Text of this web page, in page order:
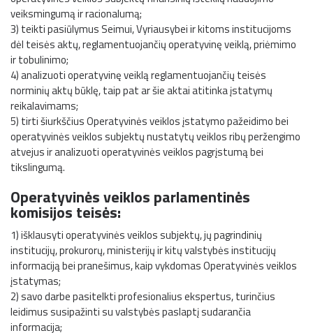
veiksmingumą ir racionalumą;
3) teikti pasiūlymus Seimui, Vyriausybei ir kitoms institucijoms
dėl teisės aktų, reglamentuojančių operatyvinę veiklą, priėmimo
ir tobulinimo;
4) analizuoti operatyvinę veiklą reglamentuojančių teisės
norminių aktų būklę, taip pat ar šie aktai atitinka įstatymų
reikalavimams;
5) tirti šiurkščius Operatyvinės veiklos įstatymo pažeidimo bei
operatyvinės veiklos subjektų nustatytų veiklos ribų peržengimo
atvejus ir analizuoti operatyvinės veiklos pagrįstumą bei
tikslingumą.
Operatyvinės veiklos parlamentinės
komisijos teisės:
1) išklausyti operatyvinės veiklos subjektų, jų pagrindinių
institucijų, prokurorų, ministerijų ir kitų valstybės institucijų
informaciją bei pranešimus, kaip vykdomas Operatyvinės veiklos
įstatymas;
2) savo darbe pasitelkti profesionalius ekspertus, turinčius
leidimus susipažinti su valstybės paslaptį sudarančia
informacija;